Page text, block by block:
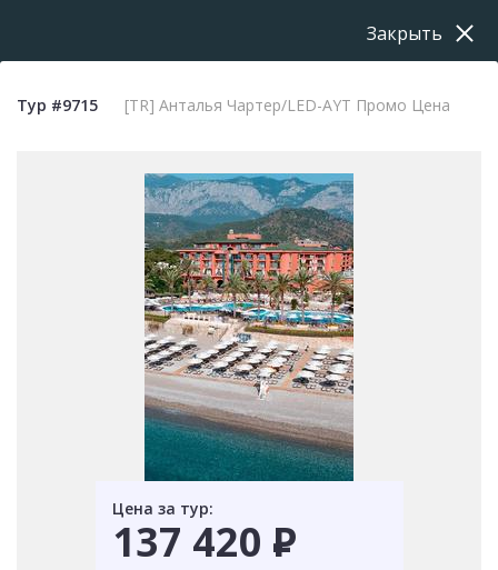
Тур #9715 [TR] Анталья Чартер/LED-AYT Промо Цена
Цена за тур:
137 420 Р
Закрыть